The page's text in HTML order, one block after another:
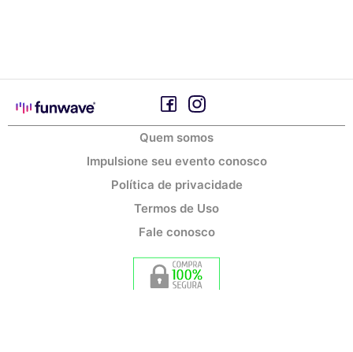
Quem somos
Impulsione seu evento conosco
Política de privacidade
Termos de Uso
Fale conosco